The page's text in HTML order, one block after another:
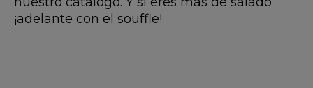
¡adelante con el souffle!